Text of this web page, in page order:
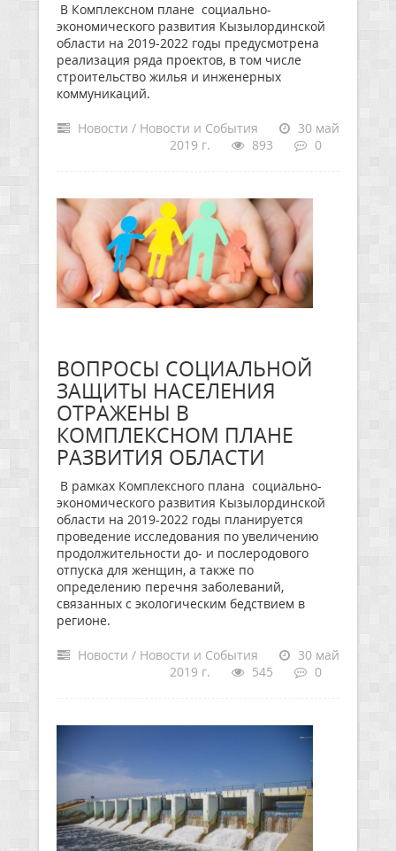
В Комплексном плане социально-
экономического развития Кызылординской
области на 2019-2022 годы предусмотрена
реализация ряда проектов, в том числе
строительство жилья и инженерных
коммуникаций.
Новости / Новости и События
30 май
2019 г.
893 0
ВОПРОСЫ СОЦИАЛЬНОЙ
ЗАЩИТЫ НАСЕЛЕНИЯ
ОТРАЖЕНЫ В
КОМПЛЕКСНОМ ПЛАНЕ
РАЗВИТИЯ ОБЛАСТИ
В рамках Комплексного плана социально-
экономического развития Кызылординской
области на 2019-2022 годы планируется
проведение исследования по увеличению
продолжительности до- и послеродового
отпуска для женщин, а также по
определению перечня заболеваний,
связанных с экологическим бедствием в
регионе.
Новости / Новости и События
30 май
2019 г.
545 0